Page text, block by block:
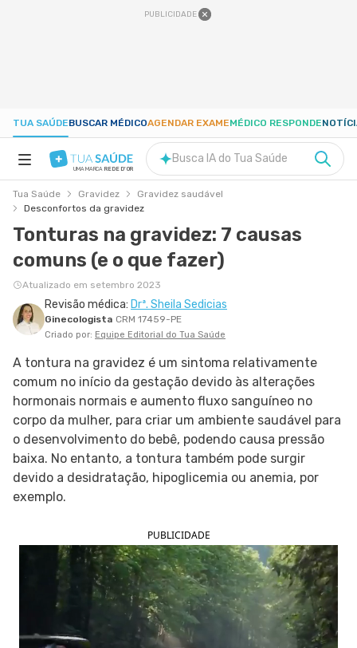
PUBLICIDADE
TUA SAÚDEBUSCAR MÉDICOAGENDAR EXAMEMÉDICO RESPONDE
SAÚDE A-Z
GRAVIDEZ
BEM-ESTAR
SIGA O TUA SAÚDE NAS REDES SOCIAIS
UMA MARCA REDE D'OR
Busca IA do Tua Saúde
Tua Saúde Gravidez
Gravidez saudável
Desconfortos da gravidez
Tonturas na gravidez: 7 causas
comuns (e o que fazer)
Atualizado em setembro 2023
Revisão médica: Drª. Sheila Sedicias
Ginecologista CRM 17459-PE
Criado por: Equipe Editorial do Tua Saúde
A tontura na gravidez é um sintoma relativamente
comum no início da gestação devido às alterações
hormonais normais e aumento fluxo sanguíneo no
corpo da mulher, para criar um ambiente saudável para
o desenvolvimento do bebê, podendo causa pressão
baixa. No entanto, a tontura também pode surgir
devido a desidratação, hipoglicemia ou anemia, por
exemplo.
PUBLICIDADE